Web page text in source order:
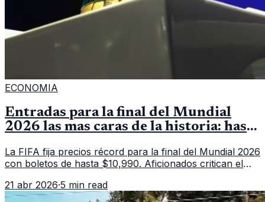
ECONOMIA
Entradas para la final del Mundial
2026 las mas caras de la historia: hasta
La FIFA fija precios récord para la final del Mundial 2026
con boletos de hasta $10,990. Aficionados critican el
21 abr 2026·5 min read